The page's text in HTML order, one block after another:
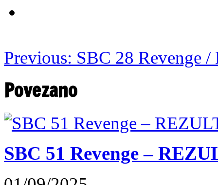
Previous: SBC 28 Revenge /
Povezano
SBC 51 Revenge –